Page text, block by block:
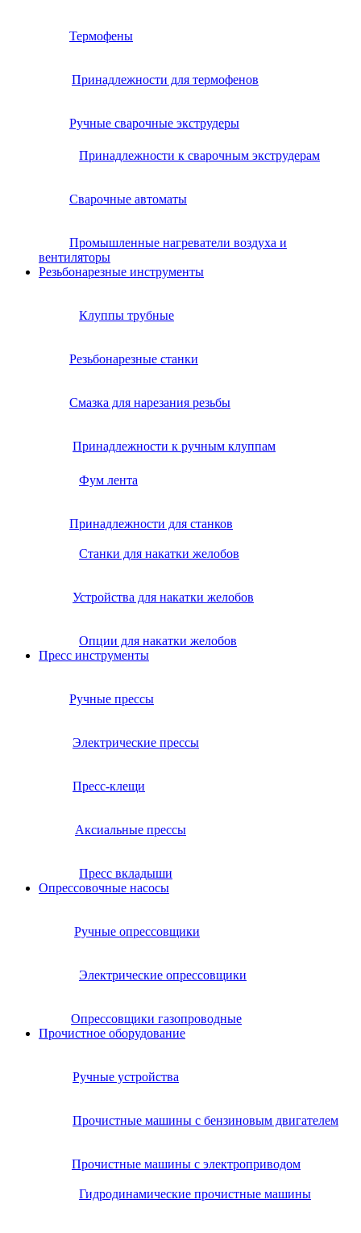
Термофены
Принадлежности для термофенов
Ручные сварочные экструдеры
Принадлежности к сварочным экструдерам
Сварочные автоматы
Промышленные нагреватели воздуха и
вентиляторы
Резьбонарезные инструменты
Клуппы трубные
Резьбонарезные станки
Смазка для нарезания резьбы
Принадлежности к ручным клуппам
Фум лента
Принадлежности для станков
Станки для накатки желобов
Устройства для накатки желобов
Опции для накатки желобов
Пресс инструменты
Ручные прессы
Электрические прессы
Пресс-клещи
Аксиальные прессы
Пресс вкладыши
Опрессовочные насосы
Ручные опрессовщики
Электрические опрессовщики
Опрессовщики газопроводные
Прочистное оборудование
Ручные устройства
Прочистные машины с бензиновым двигателем
Прочистные машины с электроприводом
Гидродинамические прочистные машины